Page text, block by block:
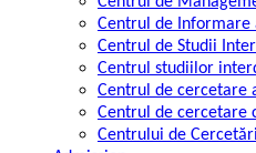
Centrul de Informare
Centrul de Studii
Centrul studiilor
Centrul de cercetare
Centrul de cercetare
Centrului de